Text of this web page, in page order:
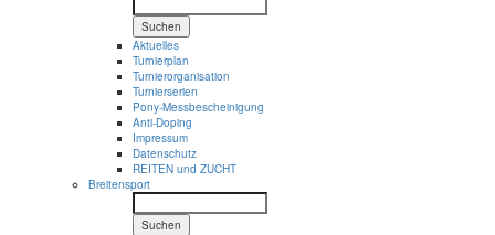
Suchen
Aktuelles
Turnierplan
Turnierorganisation
Turnierserien
Pony-Messbescheinigung
Anti-Doping
Impressum
Datenschutz
REITEN und ZUCHT
Breitensport
Suchen